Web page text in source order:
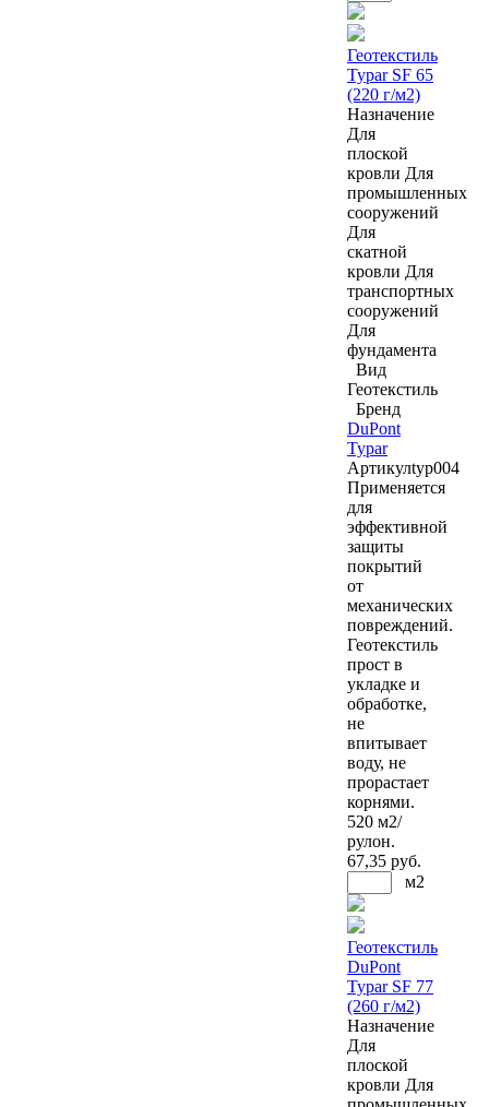
Геотекстиль
Typar SF 65
(220 г/м2)
Назначение
Для
плоской
кровли Для
промышленных
сооружений
Для
скатной
кровли Для
транспортных
сооружений
Для
фундамента
Вид
Геотекстиль
Бренд
DuPont
Typar
Артикулtyp004
Применяется
для
эффективной
защиты
покрытий
от
механических
повреждений.
Геотекстиль
прост в
укладке и
обработке,
не
впитывает
воду, не
прорастает
корнями.
520 м2/
рулон.
67,35 руб.
м2
Геотекстиль
DuPont
Typar SF 77
(260 г/м2)
Назначение
Для
плоской
кровли Для